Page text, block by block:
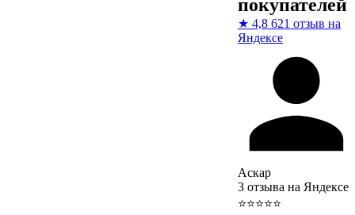
покупателей
★ 4,8 621 отзыв на
Яндексе
Аскар
3 отзыва на Яндексе
⭐⭐⭐⭐⭐